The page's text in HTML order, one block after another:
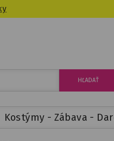
Kostýmy - Zábava -